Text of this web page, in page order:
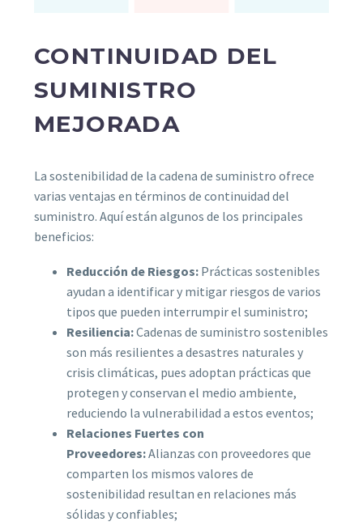
CONTINUIDAD DEL
SUMINISTRO
MEJORADA
La sostenibilidad de la cadena de suministro ofrece
varias ventajas en términos de continuidad del
suministro. Aquí están algunos de los principales
beneficios:
Reducción de Riesgos: Prácticas sostenibles
ayudan a identificar y mitigar riesgos de varios
tipos que pueden interrumpir el suministro;
Resiliencia:Cadenas de suministro sostenibles
son más resilientes a desastres naturales y
crisis climáticas, pues adoptan prácticas que
protegen y conservan el medio ambiente,
reduciendo la vulnerabilidad a estos eventos;
Relaciones Fuertes con
Proveedores:Alianzas con proveedores que
comparten los mismos valores de
sostenibilidad resultan en relaciones más
sólidas y confiables;